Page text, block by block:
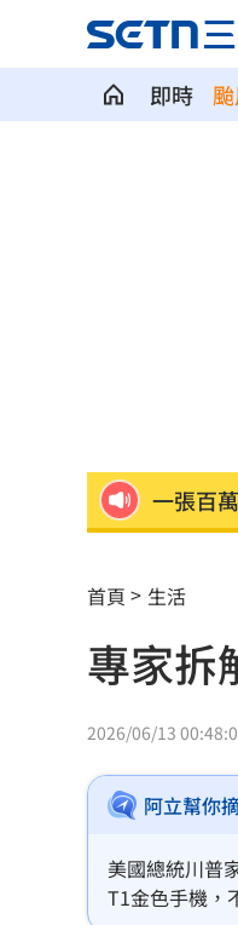
即時
Q2獲利
一張百
長尾獼
伊波拉
飲料空
63歲章
最遺憾
首頁 生活
專家拆
2026/06/13
阿立幫你
美國總統川普
T1金色手機，